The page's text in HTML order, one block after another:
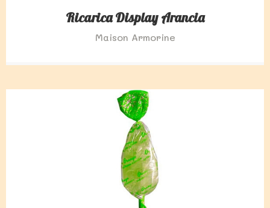
Ricarica Display Arancia
Maison Armorine